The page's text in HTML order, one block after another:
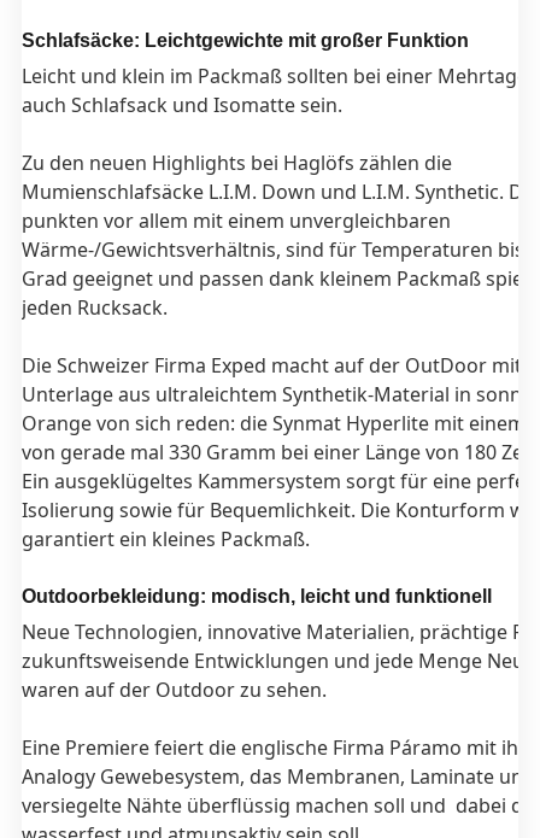
Schlafsäcke: Leichtgewichte mit großer Funktion
Leicht und klein im Packmaß sollten bei einer
auch Schlafsack und Isomatte sein.
Zu den neuen Highlights bei Haglöfs zählen die
Mumienschlafsäcke L.I.M. Down und L.I.M. Synthetic.
punkten vor allem mit einem unvergleichbaren
Wärme-/Gewichtsverhältnis, sind für Temperaturen bis
Grad geeignet und passen dank kleinem Packmaß
jeden Rucksack.
Die Schweizer Firma Exped macht auf der OutDoor mit
Unterlage aus ultraleichtem Synthetik-Material in
Orange von sich reden: die Synmat Hyperlite mit einem
von gerade mal 330 Gramm bei einer Länge von 180
Ein ausgeklügeltes Kammersystem sorgt für eine
Isolierung sowie für Bequemlichkeit. Die Konturform
garantiert ein kleines Packmaß.
Outdoorbekleidung: modisch, leicht und funktionell
Neue Technologien, innovative Materialien, prächtige
zukunftsweisende Entwicklungen und jede Menge
waren auf der Outdoor zu sehen.
Eine Premiere feiert die englische Firma Páramo mit
Analogy Gewebesystem, das Membranen, Laminate und
versiegelte Nähte überflüssig machen soll und dabei